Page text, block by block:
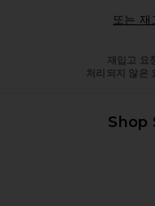
또는 재
재입고 요
처리되지 않은
Shop